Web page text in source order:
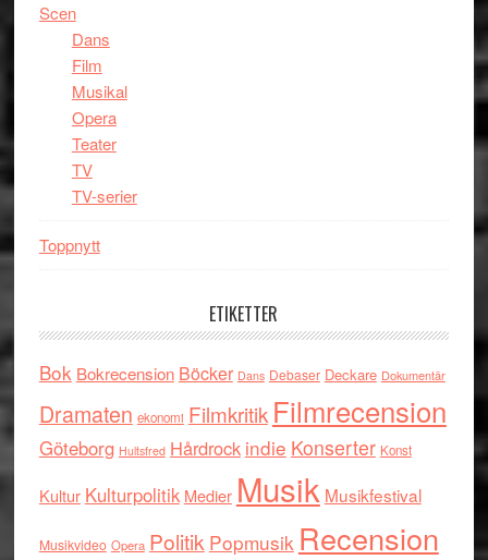
Scen
Dans
Film
Musikal
Opera
Teater
TV
TV-serier
Toppnytt
ETIKETTER
Bok Bokrecension Böcker Dans Debaser Deckare Dokumentär
Dramaten ekonomi Filmkritik Filmrecension
Göteborg Hultsfred Hårdrock indie Konserter Konst
Kultur Kulturpolitik Medier Musik Musikfestival
Musikvideo Opera Politik Popmusik Recension